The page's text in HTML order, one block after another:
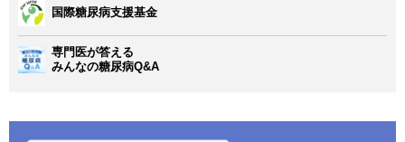
国際糖尿病支援基金
専門医が答える
みんなの糖尿病Q&A